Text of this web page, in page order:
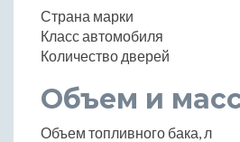
Страна марки
Класс автомобиля
Количество дверей
Объем и
Объем топливного бака, л